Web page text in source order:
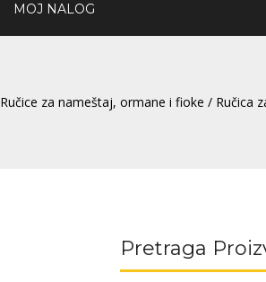
MOJ NALOG
Ručice za nameštaj, ormane i fioke / Ručica
Pretraga